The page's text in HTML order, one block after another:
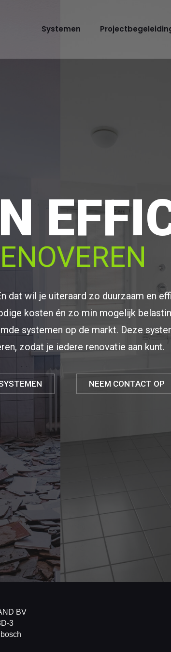
Systemen
dat wil je uiteraard zo duurzaam en
kosten én zo min mogelijk
systemen op de markt. Deze
zodat je iedere renovatie aan kunt.
NEEM CONTACT OP
BV
3